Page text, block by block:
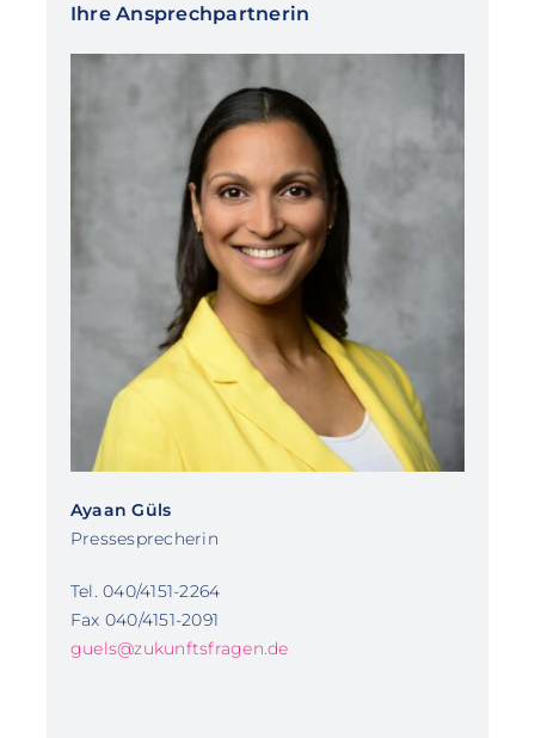
Ihre Ansprechpartnerin
Ayaan Güls
Pressesprecherin
Tel. 040/4151-2264
Fax 040/4151-2091
guels@zukunftsfragen.de